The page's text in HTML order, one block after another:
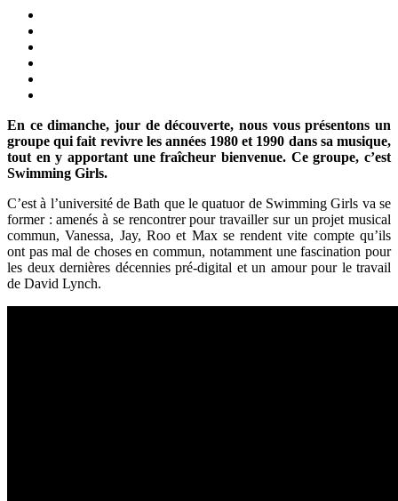
En ce dimanche, jour de découverte, nous vous présentons un
groupe qui fait revivre les années 1980 et 1990 dans sa musique,
tout en y apportant une fraîcheur bienvenue. Ce groupe, c’est
Swimming Girls.
C’est à l’université de Bath que le quatuor de Swimming Girls va se
former : amenés à se rencontrer pour travailler sur un projet musical
commun, Vanessa, Jay, Roo et Max se rendent vite compte qu’ils
ont pas mal de choses en commun, notamment une fascination pour
les deux dernières décennies pré-digital et un amour pour le travail
de David Lynch.